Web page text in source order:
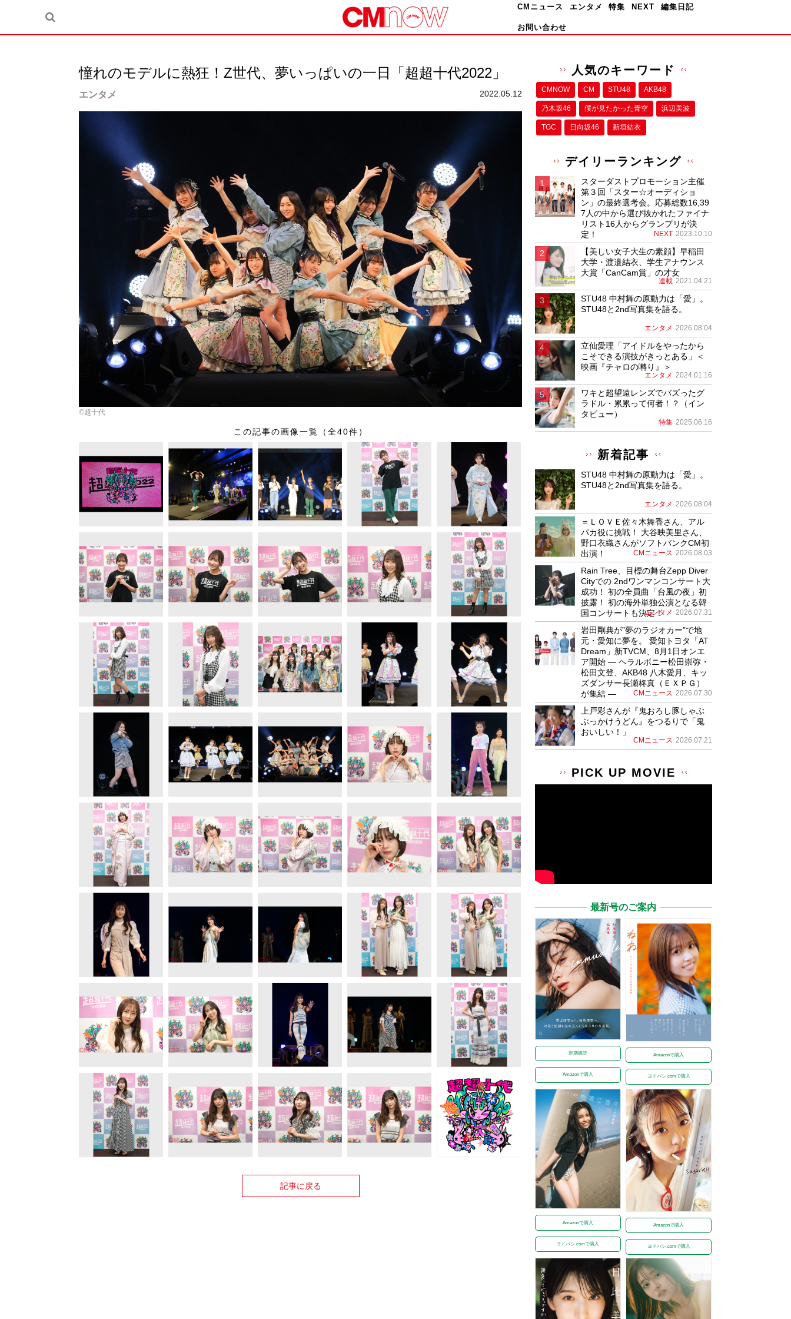
CMニュース エンタメ 特集 NEXT 編集日記
お問い合わせ
憧れのモデルに熱狂！Z世代、夢いっぱいの一日「超超十代2022」
エンタメ 2022.05.12
©超十代
この記事の画像一覧（全40件）
記事に戻る
人気のキーワード
CMNOW CM STU48 AKB48
乃木坂46 僕が⾒たかった⻘空 浜辺美波
TGC 日向坂46 新垣結衣
デイリーランキング
スターダストプロモーション主催
第３回「スター☆オーディショ
ン」の最終選考会。応募総数16,39
7人の中から選び抜かれたファイナ
リスト16人からグランプリが決
定！
NEXT 2023.10.10
【美しい女子大生の素顔】早稲田
大学・渡邉結衣、学生アナウンス
大賞「CanCam賞」の才女
連載 2021.04.21
STU48 中村舞の原動力は「愛」。
STU48と2nd写真集を語る。
エンタメ 2026.08.04
立仙愛理「アイドルをやったから
こそできる演技がきっとある」＜
映画『チャロの囀り』＞
エンタメ 2024.01.16
ワキと超望遠レンズでバズったグ
ラドル・累累って何者！？（イン
タビュー）
特集 2025.06.16
新着記事
STU48 中村舞の原動力は「愛」。
STU48と2nd写真集を語る。
エンタメ 2026.08.04
＝ＬＯＶＥ佐々木舞香さん、アル
パカ役に挑戦！ 大谷映美里さん、
野口衣織さんがソフトバンクCM初
出演！
CMニュース 2026.08.03
Rain Tree、目標の舞台Zepp Diver
Cityでの 2ndワンマンコンサート大
成功！ 初の全員曲「台風の夜」初
披露！ 初の海外単独公演となる韓
国コンサートも決定！
エンタメ 2026.07.31
岩田剛典が”夢のラジオカー”で地
元・愛知に夢を。 愛知トヨタ「AT
Dream」新TVCM、8月1日オンエ
ア開始 ― ヘラルボニー松田崇弥・
松田文登、AKB48 八木愛月、キッ
ズダンサー長瀬柊真（ＥＸＰＧ）
が集結 ―
CMニュース 2026.07.30
上戸彩さんが『鬼おろし豚しゃぶ
ぶっかけうどん』をつるりで「鬼
おいしい！」
CMニュース 2026.07.21
PICK UP MOVIE
最新号のご案内
定期購読
Amazonで購入
Amazonで購入
ヨドバシ.comで購入
Amazonで購入
ヨドバシ.comで購入
Amazonで購入
ヨドバシ.comで購入